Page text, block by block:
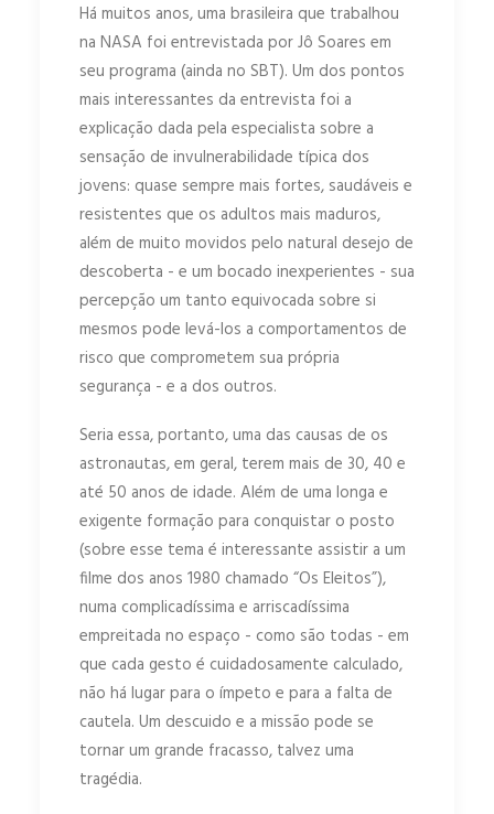
Há muitos anos, uma brasileira que trabalhou
na NASA foi entrevistada por Jô Soares em
seu programa (ainda no SBT). Um dos pontos
mais interessantes da entrevista foi a
explicação dada pela especialista sobre a
sensação de invulnerabilidade típica dos
jovens: quase sempre mais fortes, saudáveis e
resistentes que os adultos mais maduros,
além de muito movidos pelo natural desejo de
descoberta - e um bocado inexperientes - sua
percepção um tanto equivocada sobre si
mesmos pode levá-los a comportamentos de
risco que comprometem sua própria
segurança - e a dos outros.
Seria essa, portanto, uma das causas de os
astronautas, em geral, terem mais de 30, 40 e
até 50 anos de idade. Além de uma longa e
exigente formação para conquistar o posto
(sobre esse tema é interessante assistir a um
filme dos anos 1980 chamado “Os Eleitos”),
numa complicadíssima e arriscadíssima
empreitada no espaço - como são todas - em
que cada gesto é cuidadosamente calculado,
não há lugar para o ímpeto e para a falta de
cautela. Um descuido e a missão pode se
tornar um grande fracasso, talvez uma
tragédia.